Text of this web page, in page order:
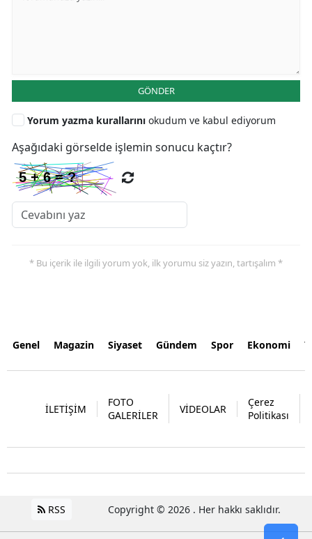
GÖNDER
Yorum yazma kurallarını okudum ve kabul ediyorum
Aşağıdaki görselde işlemin sonucu kaçtır?
* Bu içerik ile ilgili yorum yok, ilk yorumu siz yazın, tartışalım *
Genel Magazin Siyaset Gündem Spor Ekonomi
İLETİŞİM
FOTO
GALERİLER
VİDEOLAR
Çerez
Politikası
RSS Copyright © 2026 . Her hakkı saklıdır.